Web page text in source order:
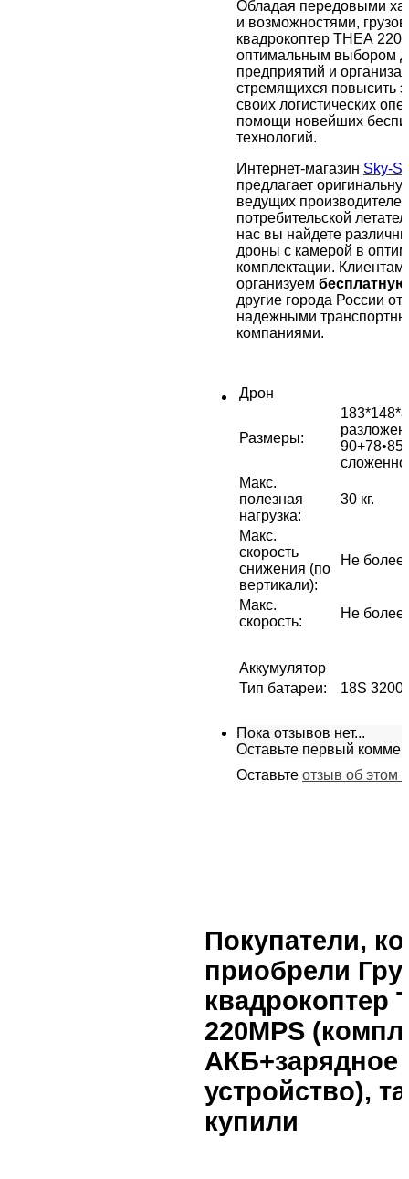
Обладая передовыми
и возможностями,
квадрокоптер THEA
оптимальным выбором
предприятий и
стремящихся повысить
своих логистических
помощи новейших
технологий.
Интернет-магазин Sky-
предлагает
ведущих производителей
потребительской
нас вы найдете
дроны с камерой в
комплектации.
организуем
другие города России
надежными
компаниями.
Дрон
Размеры:
90+78•85
Макс.
полезная
нагрузка:
30 кг.
Макс.
скорость
снижения (по
вертикали):
Не более
Макс.
скорость:
Не более
Аккумулятор
Тип батареи: 18S
Пока отзывов нет...
Оставьте первый
Оставьте отзыв об этом
Покупатели,
приобрели
квадрокоптер
220MPS
АКБ+зарядное
устройство),
купили